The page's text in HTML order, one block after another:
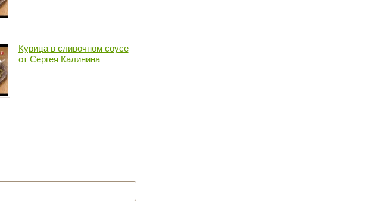
Курица в сливочном соусе
от Сергея Калинина